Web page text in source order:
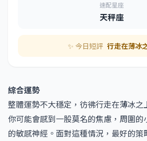
速配星座
天秤座
✨ 今日短評 行走在薄冰
綜合運勢
整體運勢不大穩定，彷彿行走在薄冰之
你可能會感到一股莫名的焦慮，周圍
的敏感神經。面對這種情況，最好的策